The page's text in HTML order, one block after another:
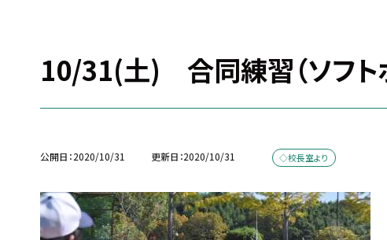
10/31(土) 合同練習（ソフト
公開日 2020/10/31 更新日 2020/10/31 ◇校長室より